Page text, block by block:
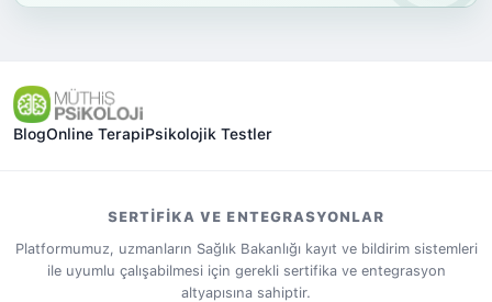
BlogOnline TerapiPsikolojik Testler
SERTIFIKA VE ENTEGRASYONLAR
Platformumuz, uzmanların Sağlık Bakanlığı kayıt ve bildirim sistemleri
ile uyumlu çalışabilmesi için gerekli sertifika ve entegrasyon
altyapısına sahiptir.